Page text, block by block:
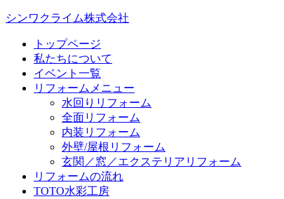
シンワクライム株式会社
トップページ
私たちについて
イベント一覧
リフォームメニュー
水回りリフォーム
全面リフォーム
内装リフォーム
外壁/屋根リフォーム
玄関／窓／エクステリアリフォーム
リフォームの流れ
TOTO水彩工房